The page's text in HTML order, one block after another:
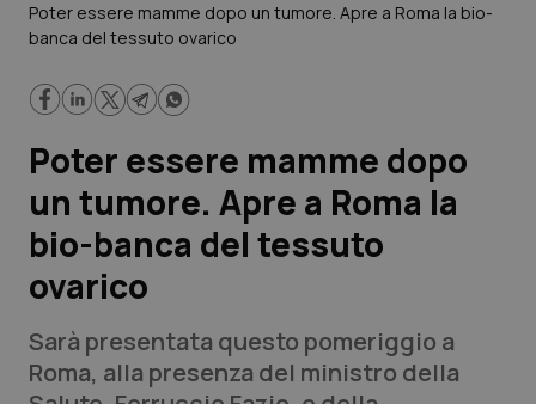
Governo e Parlamento
Regioni e Asl
Lavoro e Professioni
Scienza e Farmaci
Studi e Analisi
Lettere al direttore
Edizioni Regionali
Poter essere mamme dopo un tumore. Apre a Roma la bio-
banca del tessuto ovarico
Poter essere mamme dopo
un tumore. Apre a Roma la
bio-banca del tessuto
ovarico
Sarà presentata questo pomeriggio a
Roma, alla presenza del ministro della